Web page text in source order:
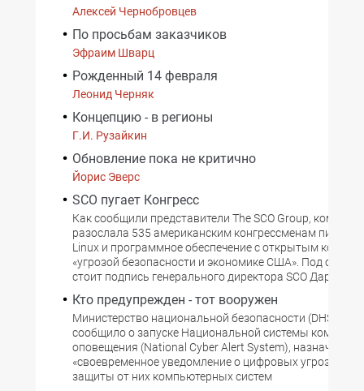
Алексей Чернобровцев
По просьбам заказчиков
Эфраим Шварц
Рожденный 14 февраля
Леонид Черняк
Концепцию - в регионы
Г.И. Рузайкин
Обновление пока не критично
Йорис Эверс
SCO пугает Конгресс
Как сообщили представители The SCO Group,
разослала 535 американским конгрессменам письмо,
Linux и программное обеспечение с открытым кодом
«угрозой безопасности и экономике США». Под
стоит подпись генерального директора SCO Дарла
Кто предупрежден - тот вооружен
Министерство национальной безопасности (DHS) США
сообщило о запуске Национальной системы
оповещения (National Cyber Alert System), назначение
«своевременное уведомление о цифровых угрозах и
защиты от них компьютерных систем